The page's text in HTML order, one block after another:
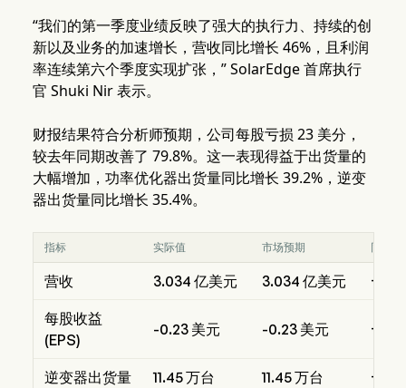
“我们的第一季度业绩反映了强大的执行力、持续的创
新以及业务的加速增长，营收同比增长 46%，且利润
率连续第六个季度实现扩张，” SolarEdge 首席执行
官 Shuki Nir 表示。
财报结果符合分析师预期，公司每股亏损 23 美分，
较去年同期改善了 79.8%。这一表现得益于出货量的
大幅增加，功率优化器出货量同比增长 39.2%，逆变
器出货量同比增长 35.4%。
指标 实际值 市场预期 同比变
营收 3.034 亿美元 3.034 亿美元
每股收益
(EPS)
-0.23 美元 -0.23 美元
逆变器出货量 11.45 万台 11.45 万台